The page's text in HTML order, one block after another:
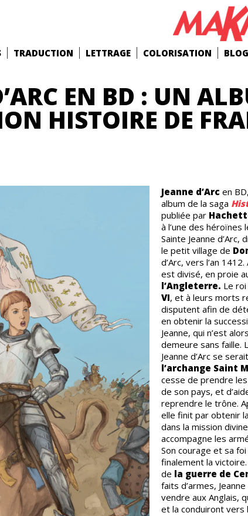
TRADUCTION LETTRAGE COLORISATION BLOG
EN BD : UN
HISTOIRE DE
Jeanne d’Arc en
album de la saga
publiée par
à l’une des
Sainte Jeanne d’Arc,
le petit village de
d’Arc, vers l’an
est divisé, en proie
l’Angleterre. Le roi
VI, et à leurs morts
disputent afin de
en obtenir la
Jeanne, qui n’est
demeure sans faille.
Jeanne d’Arc se
l’archange Saint
cesse de prendre
de son pays, et
reprendre le trône.
elle finit par obtenir
dans la mission
accompagne les
Son courage et sa
finalement la
de la guerre de
faits d’armes,
vendre aux Anglais,
et la conduiront vers